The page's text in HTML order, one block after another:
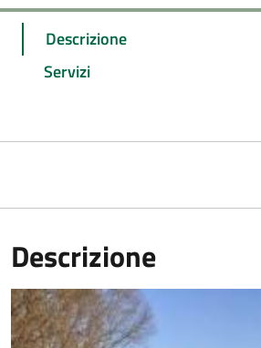
Descrizione
Servizi
Descrizione